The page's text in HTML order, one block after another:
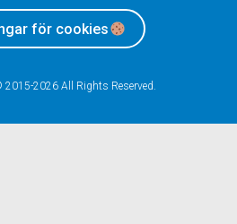
för cookies
2026 All Rights Reserved.